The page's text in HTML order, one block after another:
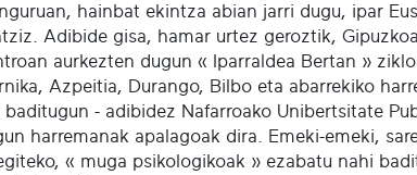
hainbat ekintza abian jarri dugu, ipar
Adibide gisa, hamar urtez geroztik,
aurkezten dugun « Iparraldea Bertan »
Azpeitia, Durango, Bilbo eta abarrekiko
- adibidez Nafarroako Unibertsitate
harremanak apalagoak dira. Emeki-emeki,
« muga psikologikoak » ezabatu nahi